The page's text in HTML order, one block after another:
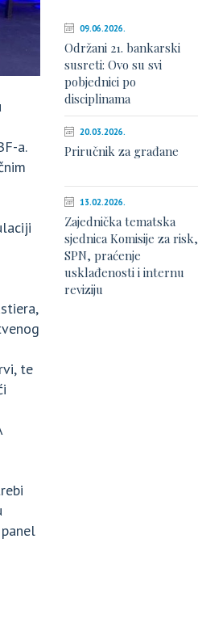
a.
te
09.06.2026.
Održani 21. bankarski
susreti: Ovo su svi
pobjednici po
disciplinama
20.03.2026.
Priručnik za građane
13.02.2026.
Zajednička tematska
sjednica Komisije za risk,
SPN, praćenje
usklađenosti i internu
reviziju